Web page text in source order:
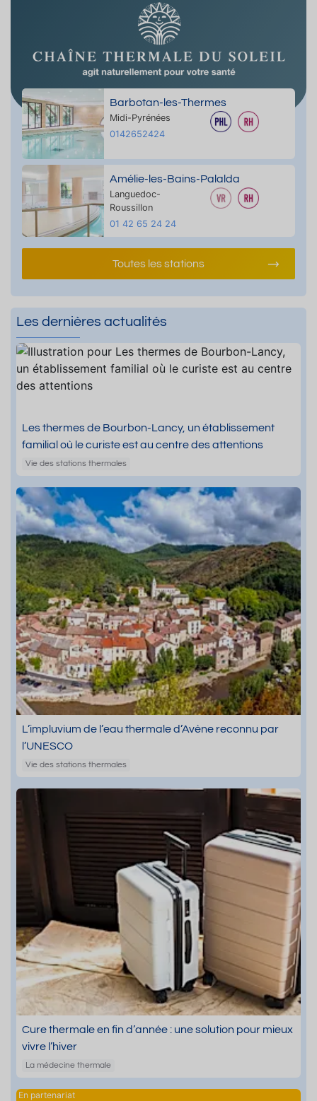
Barbotan-les-Thermes
Midi-Pyrénées
0142652424
Amélie-les-Bains-Palalda
Languedoc-
Roussillon
01 42 65 24 24
Toutes les stations
Les dernières actualités
Les thermes de Bourbon-Lancy, un établissement
familial où le curiste est au centre des attentions
Vie des stations thermales
L’impluvium de l’eau thermale d’Avène reconnu par
l’UNESCO
Vie des stations thermales
Cure thermale en fin d’année : une solution pour mieux
vivre l’hiver
La médecine thermale